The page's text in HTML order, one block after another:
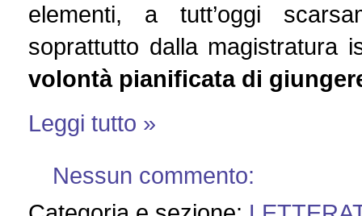
elementi, a tutt’oggi
soprattutto dalla magistratura
volontà pianificata di
Leggi tutto »
Nessun commento: